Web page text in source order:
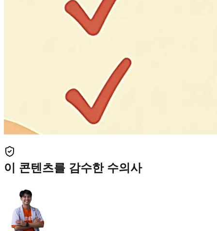
이 콘텐츠를 감수한 수의사